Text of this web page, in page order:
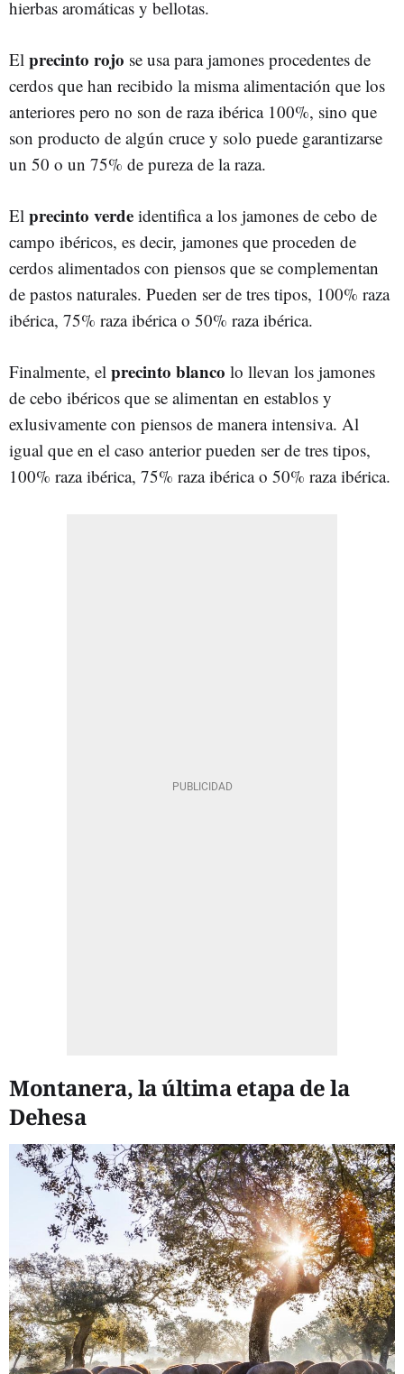
hierbas aromáticas y bellotas.
El precinto rojo se usa para jamones procedentes de
cerdos que han recibido la misma alimentación que los
anteriores pero no son de raza ibérica 100%, sino que
son producto de algún cruce y solo puede garantizarse
un 50 o un 75% de pureza de la raza.
El precinto verde identifica a los jamones de cebo de
campo ibéricos, es decir, jamones que proceden de
cerdos alimentados con piensos que se complementan
de pastos naturales. Pueden ser de tres tipos, 100% raza
ibérica, 75% raza ibérica o 50% raza ibérica.
Finalmente, el precinto blanco lo llevan los jamones
de cebo ibéricos que se alimentan en establos y
exlusivamente con piensos de manera intensiva. Al
igual que en el caso anterior pueden ser de tres tipos,
100% raza ibérica, 75% raza ibérica o 50% raza ibérica.
Montanera, la última etapa de la
Dehesa